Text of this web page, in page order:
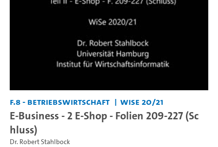
F.8 - Betriebswirtschaft WiSe 20/21
E-Business - 2 E-Shop - Folien 209-227 (Sc
hluss)
Dr. Robert Stahlbock